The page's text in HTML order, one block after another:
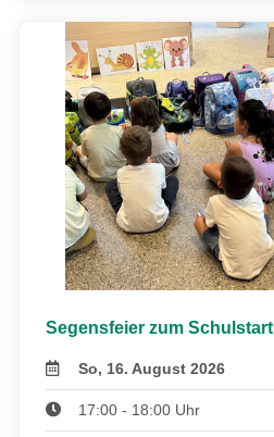
Segensfeier zum Schulstart
So, 16. August 2026
17:00 - 18:00 Uhr